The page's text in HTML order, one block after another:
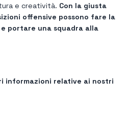
e creatività. Con la giusta
offensive possono fare la
portare una squadra alla
informazioni relative ai nostri